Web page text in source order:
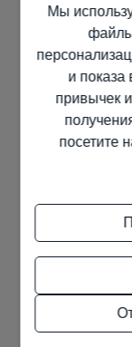
Период
Мы
и
привычек
посетите